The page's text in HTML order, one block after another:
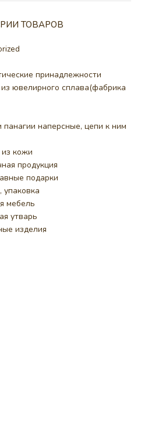
ТОВАРОВ
принадлежности
ювелирного сплава(фабрика
панагии наперсные, цепи к ним
кожи
продукция
подарки
упаковка
мебель
утварь
изделия